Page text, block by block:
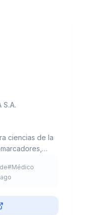
S.A.
ciencias de la
of Crete.
off of the Year
#Médico